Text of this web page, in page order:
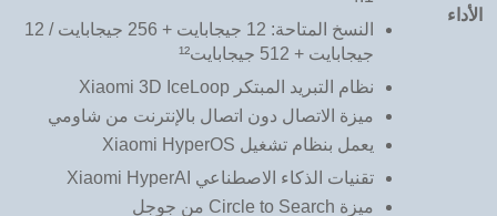
الأداء
النسخ المتاحة: 12 جيجابايت + 256 جيجابايت / 12
جيجابايت + 512 جيجابايت¹²
نظام التبريد المبتكر Xiaomi 3D IceLoop
ميزة الاتصال دون اتصال بالإنترنت من شاومي
يعمل بنظام تشغيل Xiaomi HyperOS
تقنيات الذكاء الاصطناعي Xiaomi HyperAI
ميزة Circle to Search من جوجل